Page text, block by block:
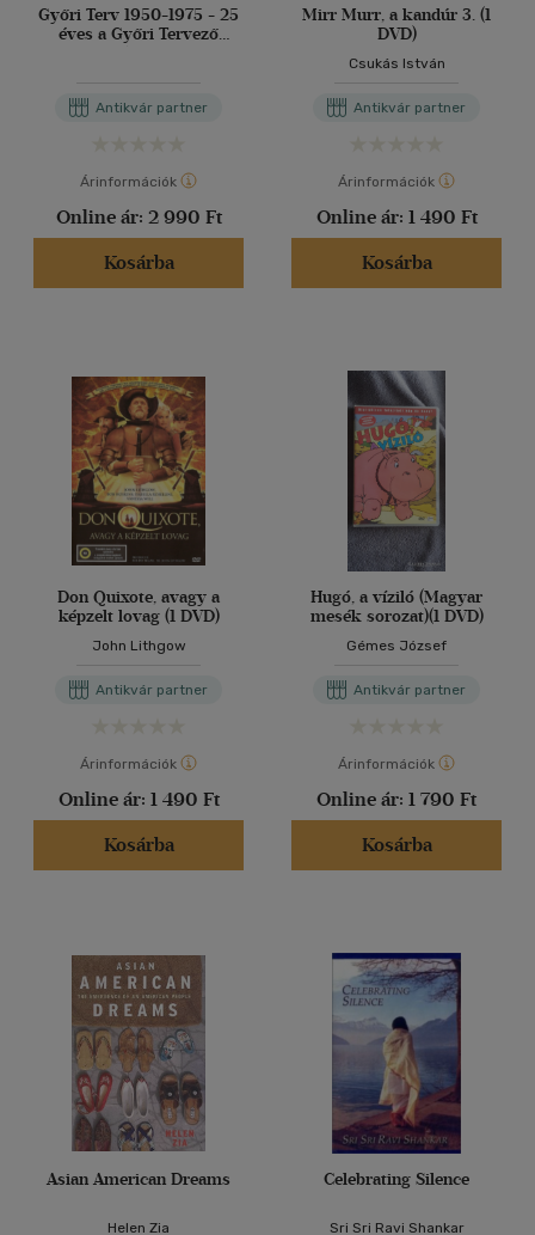
Győri Terv 1950-1975 - 25
éves a Győri Tervező
Antikvár partner
Árinformációk
Online ár: 2 990 Ft
Kosárba
Mirr Murr, a kandúr 3. (1
DVD)
Csukás István
Antikvár partner
Árinformációk
Online ár: 1 490 Ft
Kosárba
Don Quixote, avagy a
képzelt lovag (1 DVD)
John Lithgow
Antikvár partner
Árinformációk
Online ár: 1 490 Ft
Kosárba
Hugó, a víziló (Magyar
mesék sorozat)(1 DVD)
Gémes József
Antikvár partner
Árinformációk
Online ár: 1 790 Ft
Kosárba
Asian American Dreams
Helen Zia
Celebrating Silence
Sri Sri Ravi Shankar